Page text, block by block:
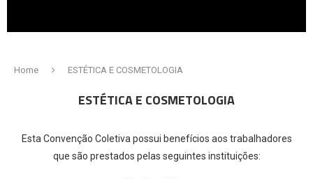
Home ESTÉTICA E COSMETOLOGIA
ESTÉTICA E COSMETOLOGIA
Esta Convenção Coletiva possui benefícios aos trabalhadores
que são prestados pelas seguintes instituições: